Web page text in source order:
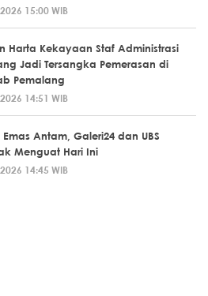
15:00 WIB
Harta Kekayaan Staf Administrasi
Jadi Tersangka Pemerasan di
Pemalang
14:51 WIB
Antam, Galeri24 dan UBS
Menguat Hari Ini
14:45 WIB